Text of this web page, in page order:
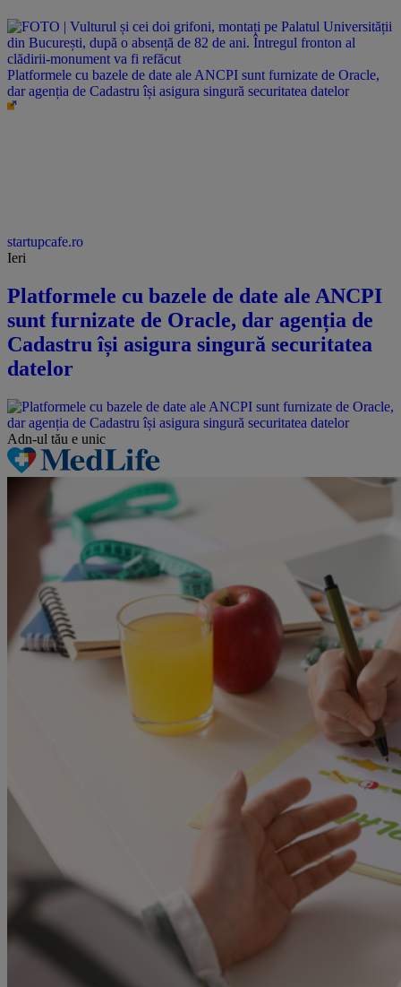
Platformele cu bazele de date ale ANCPI sunt furnizate de Oracle,
dar agenția de Cadastru își asigura singură securitatea datelor
startupcafe.ro
Ieri
Platformele cu bazele de date ale ANCPI
sunt furnizate de Oracle, dar agenția de
Cadastru își asigura singură securitatea
datelor
Adn-ul tău e unic